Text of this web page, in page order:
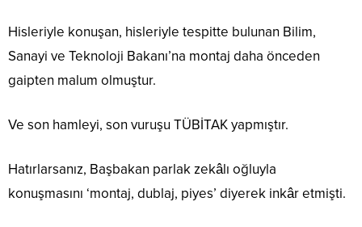
Hisleriyle konuşan, hisleriyle tespitte bulunan Bilim,
Sanayi ve Teknoloji Bakanı’na montaj daha önceden
gaipten malum olmuştur.
Ve son hamleyi, son vuruşu TÜBİTAK yapmıştır.
Hatırlarsanız, Başbakan parlak zekâlı oğluyla
konuşmasını ‘montaj, dublaj, piyes’ diyerek inkâr etmişti.